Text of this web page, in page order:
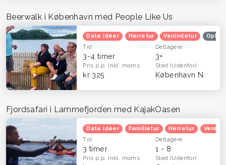
Beerwalk i København med People Like Us
Date idéer Herretur Venindetur
Tid
3-4 timer
Deltagere
3+
Pris p.p. Inkl. moms
kr 325
Sted(Udenfor)
København N
Fjordsafari i Lammefjorden med KajakOasen
Date idéer Familietur Herretur
Tid
3 timer
Deltagere
1 - 8
Pris p.p. Inkl. moms Sted(Udenfor)